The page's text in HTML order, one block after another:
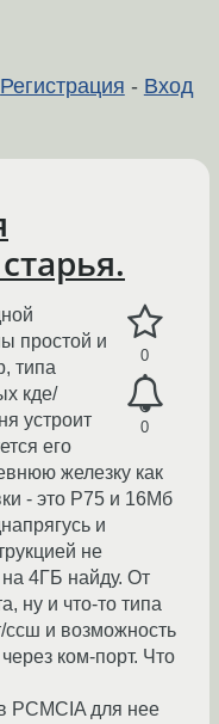
Регистрация - Вход
0
0
простой и
типа
кде/
устроит
его
железку как
- это Р75 и 16Мб
и
не
4ГБ найду. От
ну и что-то типа
ссш и возможность
ком-порт. Что
PCMCIA для нее